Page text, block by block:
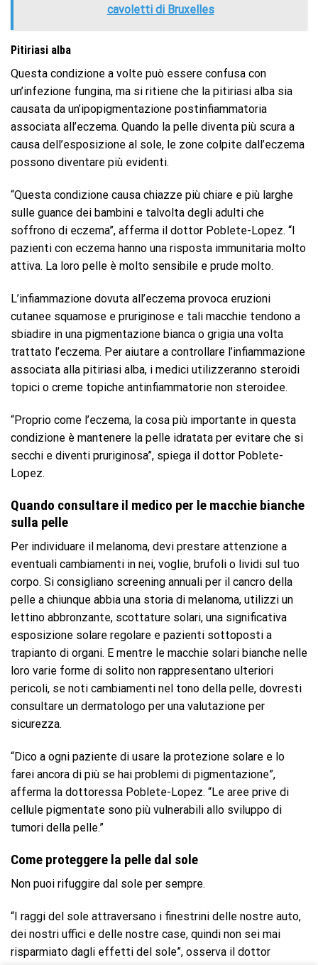
cavoletti di Bruxelles
Pitiriasi alba
Questa condizione a volte può essere confusa con
un’infezione fungina, ma si ritiene che la pitiriasi alba sia
causata da un’ipopigmentazione postinfiammatoria
associata all’eczema. Quando la pelle diventa più scura a
causa dell’esposizione al sole, le zone colpite dall’eczema
possono diventare più evidenti.
“Questa condizione causa chiazze più chiare e più larghe
sulle guance dei bambini e talvolta degli adulti che
soffrono di eczema”, afferma il dottor Poblete-Lopez. “I
pazienti con eczema hanno una risposta immunitaria molto
attiva. La loro pelle è molto sensibile e prude molto.
L’infiammazione dovuta all’eczema provoca eruzioni
cutanee squamose e pruriginose e tali macchie tendono a
sbiadire in una pigmentazione bianca o grigia una volta
trattato l’eczema. Per aiutare a controllare l’infiammazione
associata alla pitiriasi alba, i medici utilizzeranno steroidi
topici o creme topiche antinfiammatorie non steroidee.
“Proprio come l’eczema, la cosa più importante in questa
condizione è mantenere la pelle idratata per evitare che si
secchi e diventi pruriginosa”, spiega il dottor Poblete-
Lopez.
Quando consultare il medico per le macchie bianche
sulla pelle
Per individuare il melanoma, devi prestare attenzione a
eventuali cambiamenti in nei, voglie, brufoli o lividi sul tuo
corpo. Si consigliano screening annuali per il cancro della
pelle a chiunque abbia una storia di melanoma, utilizzi un
lettino abbronzante, scottature solari, una significativa
esposizione solare regolare e pazienti sottoposti a
trapianto di organi. E mentre le macchie solari bianche nelle
loro varie forme di solito non rappresentano ulteriori
pericoli, se noti cambiamenti nel tono della pelle, dovresti
consultare un dermatologo per una valutazione per
sicurezza.
“Dico a ogni paziente di usare la protezione solare e lo
farei ancora di più se hai problemi di pigmentazione”,
afferma la dottoressa Poblete-Lopez. “Le aree prive di
cellule pigmentate sono più vulnerabili allo sviluppo di
tumori della pelle.”
Come proteggere la pelle dal sole
Non puoi rifuggire dal sole per sempre.
“I raggi del sole attraversano i finestrini delle nostre auto,
dei nostri uffici e delle nostre case, quindi non sei mai
risparmiato dagli effetti del sole”, osserva il dottor